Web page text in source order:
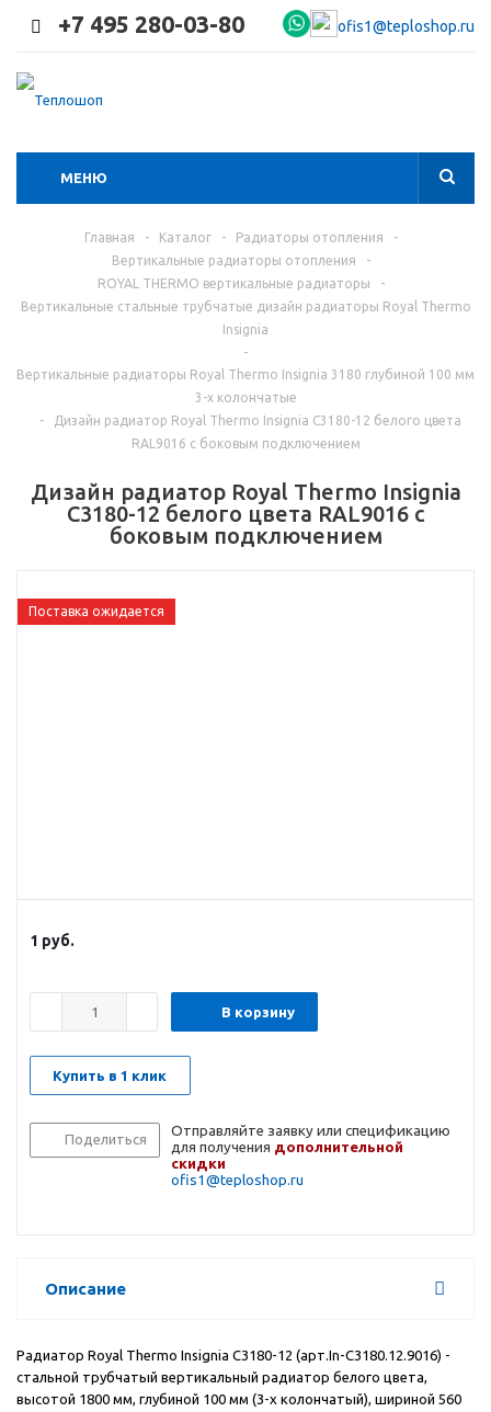
+7 495 280-03-80 ofis1@teploshop.ru
МЕНЮ
Главная - Каталог - Радиаторы отопления
-
Вертикальные радиаторы отопления
-
ROYAL THERMO вертикальные радиаторы
-
Вертикальные стальные трубчатые дизайн радиаторы Royal Thermo
Insignia
-
Вертикальные радиаторы Royal Thermo Insignia 3180 глубиной 100 мм
3-х колончатые
-
Дизайн радиатор Royal Thermo Insignia C3180-12 белого цвета
RAL9016 с боковым подключением
Дизайн радиатор Royal Thermo Insignia
C3180-12 белого цвета RAL9016 с
боковым подключением
Поставка ожидается
1 руб.
В корзину
Купить в 1 клик
Поделиться
Отправляйте заявку или спецификацию
для получения дополнительной
скидки
ofis1@teploshop.ru
Описание
Радиатор Royal Thermo Insignia C3180-12 (арт.In-C3180.12.9016) -
стальной трубчатый вертикальный радиатор белого цвета,
высотой 1800 мм, глубиной 100 мм (3-х колончатый), шириной 560